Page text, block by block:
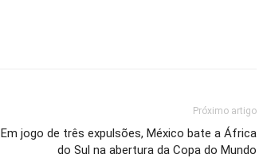
Próximo artigo
Em jogo de três expulsões, México bate a África
do Sul na abertura da Copa do Mundo